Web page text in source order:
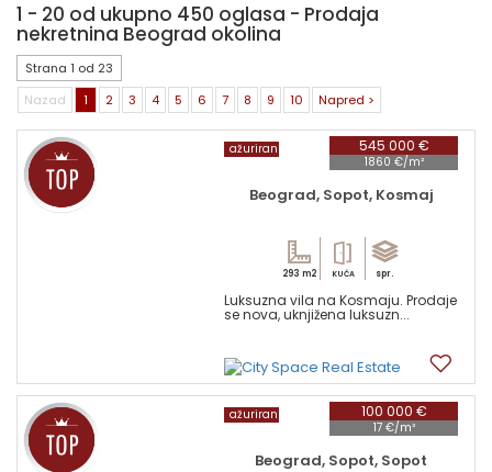
1 - 20 od ukupno 450 oglasa - Prodaja
nekretnina Beograd okolina
Strana 1 od 23
Nazad
1 2 3 4 5 6 7 8 9 10 Napred >
545 000 €
1860 €/m²
ažuriran
Beograd, Sopot, Kosmaj
293 m2 KUĆA spr.
Luksuzna vila na Kosmaju. Prodaje
se nova, uknjižena luksuzn...
100 000 €
17 €/m²
ažuriran
Beograd, Sopot, Sopot